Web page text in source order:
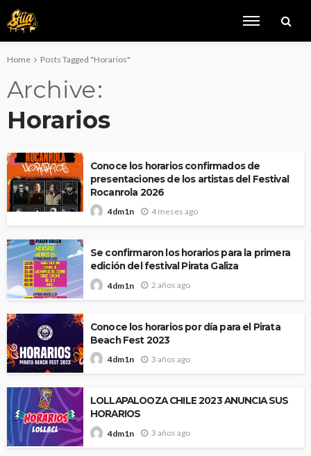
Home Posts Tagged "Horarios"
Archive
Horarios
Conoce los horarios confirmados de
presentaciones de los artistas del Festival
Rocanrola 2026
4dm1n 4 meses ago
Se confirmaron los horarios para la primera
edición del festival Pirata Galiza
4dm1n 2 años ago
Conoce los horarios por día para el Pirata
Beach Fest 2023
4dm1n 3 años ago
LOLLAPALOOZA CHILE 2023 ANUNCIA SUS
HORARIOS
4dm1n 3 años ago